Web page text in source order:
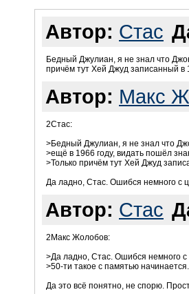
Автор: Стас
Бедный Джулиан, я не знал что
причём тут Хей Джуд записанный в
Автор: Макс
2Стас:
>Бедный Джулиан, я не знал что
>ещё в 1966 году, видать пошёл
>Только причём тут Хей Джуд
Да ладно, Стас. Ошибся немного с
Автор: Стас
2Макс Жолобов:
>Да ладно, Стас. Ошибся немного
>50-ти такое с памятью
Да это всё понятно, не спорю.